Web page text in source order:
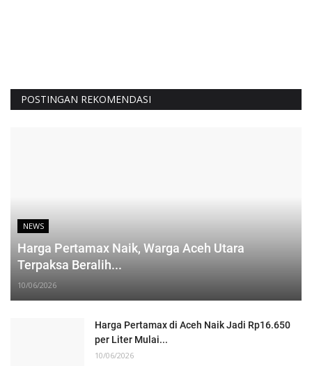
POSTINGAN REKOMENDASI
NEWS
Harga Pertamax Naik, Warga Aceh Utara
Terpaksa Beralih...
10/06/2026
Harga Pertamax di Aceh Naik Jadi Rp16.650
per Liter Mulai...
10/06/2026